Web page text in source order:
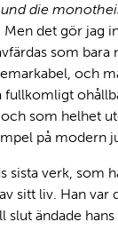
die
Men det gör jag
som
och
fullkomligt
och som helhet
på modern
sista verk, som
sitt liv. Han var
slut ändade